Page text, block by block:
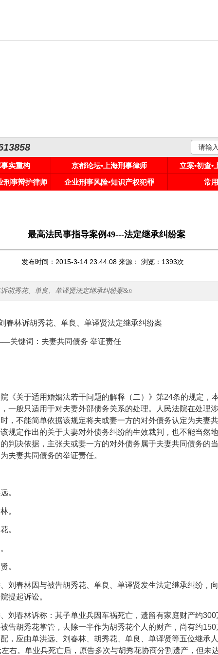
实重构 京都论坛•上海刑事律师
立案•初查•
刑事辩护律师
企业刑事风险•知识产权犯罪 常
最高法民事指导案例49---法定继承纠纷案
发布时间：2015-3-14 23:44:08 来源： 浏览： 1393次
胡秀花、单良、单译贤法定继承纠纷案&n
春林诉胡秀花、单良、单译贤法定继承纠纷案
夫妻共同债务 举证责任
关于适用婚姻法若干问题的解释（二）》第24条的规定，
一般只适用于对夫妻外部债务关系的处理。人民法院在处理
，不能简单依据该规定将夫或妻一方的对外债务认定为夫妻
规定作出的关于夫妻对外债务纠纷的生效裁判，也不能当然
判决依据，主张夫或妻一方的对外债务属于夫妻共同债务的
夫妻共同债务的举证责任。
。
。
。
。
春林因与被告胡秀花、单良、单译贤发生法定继承纠纷，
提起诉讼。
春林诉称：其子单业兵因车祸死亡，遗留有家庭财产约300
告胡秀花掌管，去除一半作为胡秀花个人的财产，尚有约150
，应由单洪远、刘春林、胡秀花、单良、单译贤等五位继承
右。单业兵死亡后，原告多次与胡秀花协商分割遗产，但未